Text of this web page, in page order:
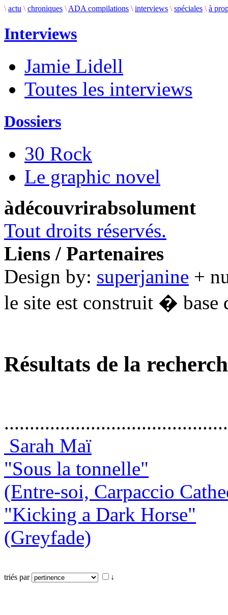
\ actu \ chroniques \ ADA compilations \ interviews \ spéciales \ à
Interviews
Jamie Lidell
Toutes les interviews
Dossiers
30 Rock
Le graphic novel
àdécouvrirabsolument
Tout droits réservés.
Liens / Partenaires
Design by: superjanine +
le site est construit � base
Résultats de la
Sarah Maï
"Sous la tonnelle"
(Entre-soi, Carpaccio
"Kicking a Dark Horse"
(Greyfade)
triés par ↓